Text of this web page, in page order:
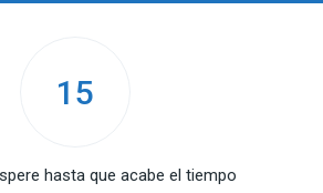
15
hasta que acabe el tiempo